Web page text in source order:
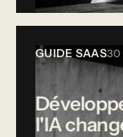
GUIDE SAAS30
l'IA